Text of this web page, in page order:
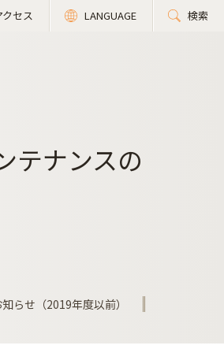
クセス LANGUAGE 検索
テナンスの
らせ（2019年度以前）